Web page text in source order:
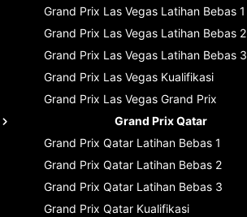
Grand Prix Las Vegas Latihan Bebas 1
Grand Prix Las Vegas Latihan Bebas 2
Grand Prix Las Vegas Latihan Bebas 3
Grand Prix Las Vegas Kualifikasi
Grand Prix Las Vegas Grand Prix
Grand Prix Qatar
Grand Prix Qatar Latihan Bebas 1
Grand Prix Qatar Latihan Bebas 2
Grand Prix Qatar Latihan Bebas 3
Grand Prix Qatar Kualifikasi